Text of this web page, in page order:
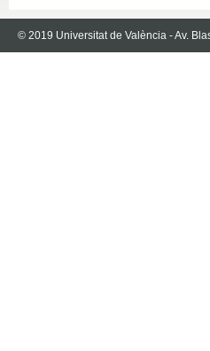
© 2019 Universitat de València - Av.